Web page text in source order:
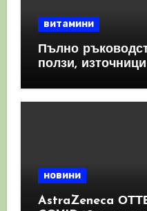
витамини
Пълно
ползи,
новини
AstraZeneca